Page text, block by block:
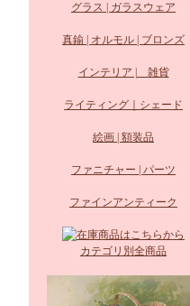
グラス | ガラスウェア
真鍮 | オルモル | ブロンズ
インテリア | 雑貨
ライティング｜シェード
絵画 | 額装品
ファニチャー | パーツ
ファインアンティーク
カテゴリ別全商品